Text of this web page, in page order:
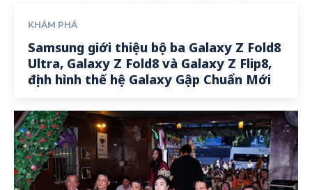
KHÁM PHÁ
Samsung giới thiệu bộ ba Galaxy Z Fold8
Ultra, Galaxy Z Fold8 và Galaxy Z Flip8,
định hình thế hệ Galaxy Gập Chuẩn Mới